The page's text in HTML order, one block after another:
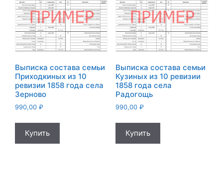
Выписка состава семьи
Приходкиных из 10
ревизии 1858 года села
Зерново
990,00 ₽
Купить
Выписка состава семьи
Кузиных из 10 ревизии
1858 года села
Радогощь
990,00 ₽
Купить